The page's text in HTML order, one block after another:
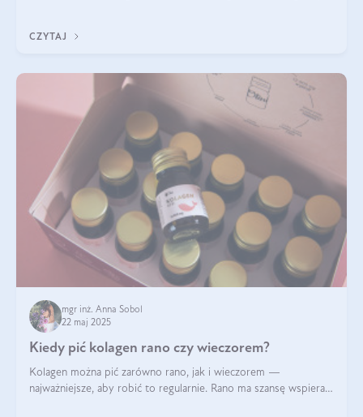
CZYTAJ
mgr inż. Anna Sobol
22 maj 2025
Kiedy pić kolagen rano czy wieczorem?
Kolagen można pić zarówno rano, jak i wieczorem —
najważniejsze, aby robić to regularnie. Rano ma szansę wspierać